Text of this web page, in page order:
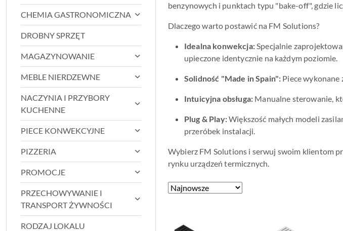
CHEMIA GASTRONOMICZNA
DROBNY SPRZĘT
MAGAZYNOWANIE
MEBLE NIERDZEWNE
NACZYNIA I PRZYBORY
KUCHENNE
PIECE KONWEKCYJNE
PIZZERIA
PROMOCJE
PRZECHOWYWANIE I
TRANSPORT ŻYWNOŚCI
RODZAJ LOKALU
benzynowych i punktach typu "bake-off", gdzie
Dlaczego warto postawić na FM Solutions?
Idealna konwekcja:Specjalnie
upieczone identycznie na każdym poziomie.
Solidność "Made in Spain": Piece wykonane
Intuicyjna obsługa: Manualne sterowanie,
Plug & Play:Większość małych modeli
przeróbek instalacji.
Wybierz FM Solutions i serwuj swoim klientom
rynku urządzeń termicznych.
Zastosowano
Sortuj